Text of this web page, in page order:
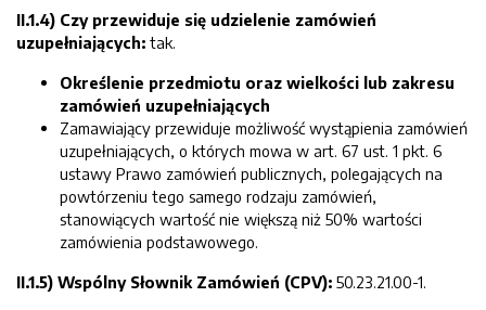
II.1.4) Czy przewiduje się udzielenie zamówień
uzupełniających: tak.
Określenie przedmiotu oraz wielkości lub zakresu
zamówień uzupełniających
Zamawiający przewiduje możliwość wystąpienia zamówień
uzupełniających, o których mowa w art. 67 ust. 1 pkt. 6
ustawy Prawo zamówień publicznych, polegających na
powtórzeniu tego samego rodzaju zamówień,
stanowiących wartość nie większą niż 50% wartości
zamówienia podstawowego.
II.1.5) Wspólny Słownik Zamówień (CPV): 50.23.21.00-1.